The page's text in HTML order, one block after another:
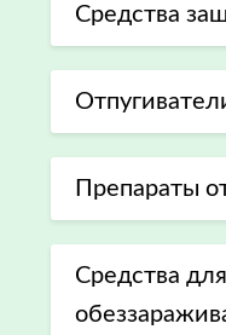
Средства
Препараты
Средства